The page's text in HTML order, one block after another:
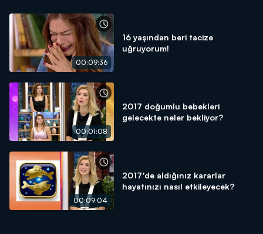
00:09:36
16 yaşından beri tacize
uğruyorum!
00:01:08
2017 doğumlu bebekleri
gelecekte neler bekliyor?
00:09:04
2017'de aldığınız kararlar
hayatınızı nasıl etkileyecek?